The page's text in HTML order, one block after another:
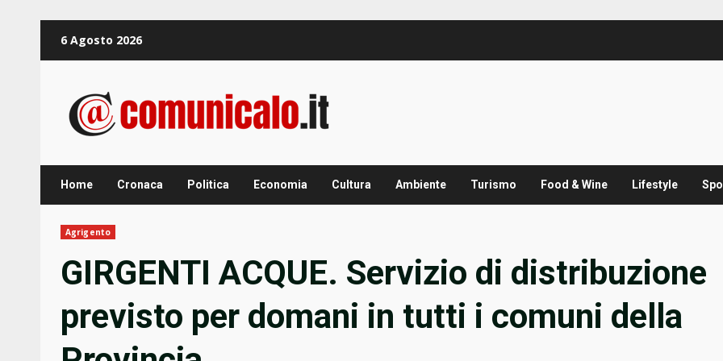
Inhalt6 Agosto 2026
Home Cronaca Politica Economia Cultura Ambiente Turismo Food & Wine Lifestyle
Agrigento
GIRGENTI ACQUE. Servizio di distribuzione
previsto per domani in tutti i comuni della